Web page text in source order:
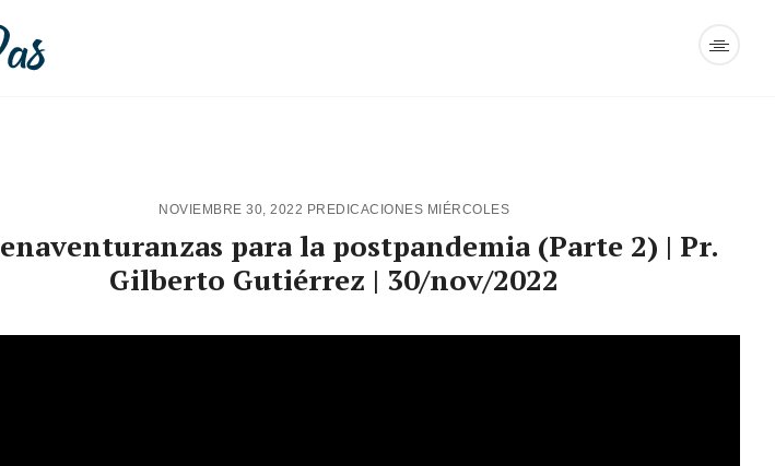
NOVIEMBRE 30, 2022 PREDICACIONES MIÉRCOLES
para la postpandemia (Parte 2) | Pr.
Gilberto Gutiérrez | 30/nov/2022